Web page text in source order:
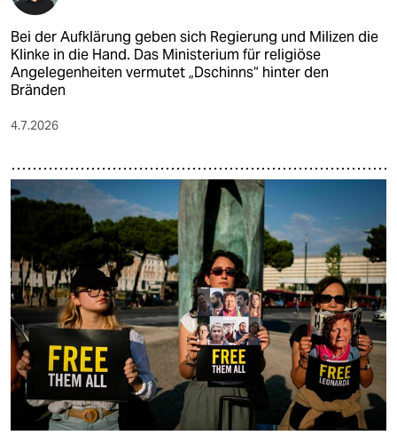
Bei der Aufklärung geben sich Regierung und Milizen die
Klinke in die Hand. Das Ministerium für reli­giö­se
Angelegenheiten vermutet „Dschinns“ hinter den
Bränden
4.7.2026